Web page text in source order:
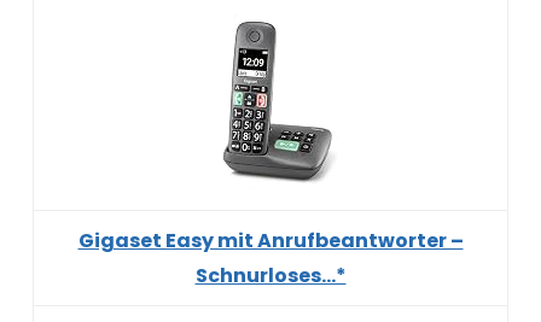
Gigaset Easy mit Anrufbeantworter –
Schnurloses...*